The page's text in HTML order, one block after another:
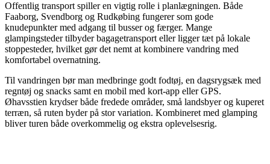
Offentlig transport spiller en vigtig rolle i planlægningen. Både
Faaborg, Svendborg og Rudkøbing fungerer som gode
knudepunkter med adgang til busser og færger. Mange
glampingsteder tilbyder bagagetransport eller ligger tæt på lokale
stoppesteder, hvilket gør det nemt at kombinere vandring med
komfortabel overnatning.
Til vandringen bør man medbringe godt fodtøj, en dagsrygsæk med
regntøj og snacks samt en mobil med kort-app eller GPS.
Øhavsstien krydser både fredede områder, små landsbyer og kuperet
terræn, så ruten byder på stor variation. Kombineret med glamping
bliver turen både overkommelig og ekstra oplevelsesrig.